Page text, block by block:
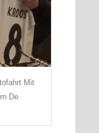
Mit
De